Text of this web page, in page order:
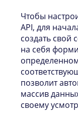
Чтобы
API, для
создать свой
на себя
позволит
массив
своему